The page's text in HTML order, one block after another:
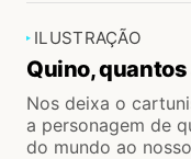
ILUSTRAÇÃO
Quino,
Nos deixa o
a personagem de
do mundo ao